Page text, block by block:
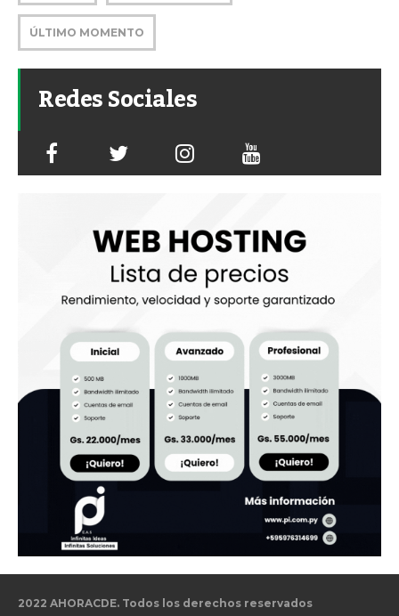
ÚLTIMO MOMENTO
Redes Sociales
2022 AHORACDE. Todos los derechos reservados